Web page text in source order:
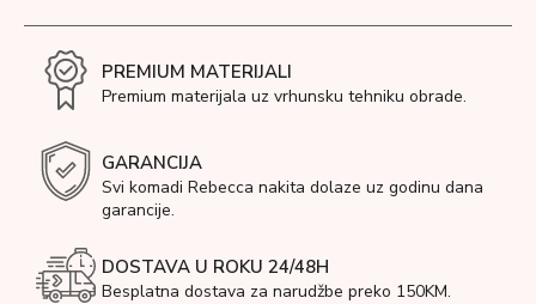
PREMIUM MATERIJALI
Premium materijala uz vrhunsku tehniku obrade.
GARANCIJA
Svi komadi Rebecca nakita dolaze uz godinu dana
garancije.
DOSTAVA U ROKU 24/48H
Besplatna dostava za narudžbe preko 150KM.